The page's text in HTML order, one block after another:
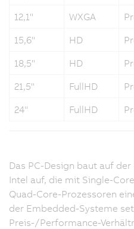
12,1"
WXGA
15,6"
HD
18,5"
HD
21,5"
FullHD
24"
FullHD
Das PC-Design baut auf
Intel auf, die mit Single-
Quad-Core-Prozessoren
der Embedded-Systeme
Preis-/Performance-